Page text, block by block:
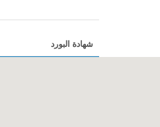
شهادة البورد